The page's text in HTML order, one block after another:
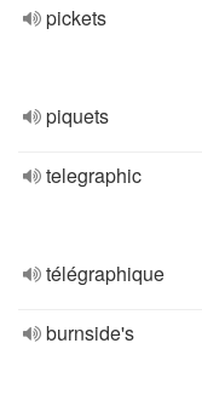
pickets
piquets
telegraphic
télégraphique
burnside's